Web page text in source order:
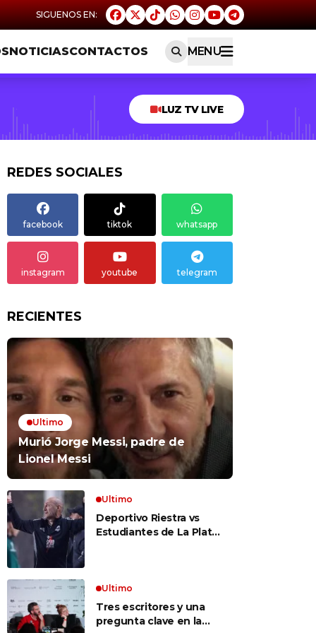
NOTICIASCONTACTOS MENU
LUZ TV LIVE
REDES SOCIALES
facebook tiktok whatsapp
instagram youtube telegram
RECIENTES
Ultimo
Murió Jorge Messi, padre de
Lionel Messi
Ultimo
Deportivo Riestra vs
Estudiantes de La Plata,
cómo ver el partido
Ultimo
Tres escritores y una
pregunta clave en la